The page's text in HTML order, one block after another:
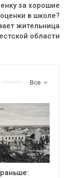
за хорошие
оценки в школе?
жительница
области
Все